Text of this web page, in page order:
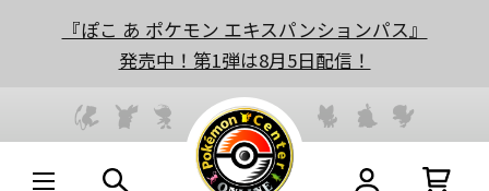
『ぽこ あ ポケモン エキスパンションパス』
発売中！第1弾は8月5日配信！